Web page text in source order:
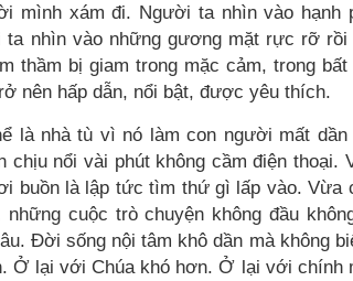
mình xám đi. Người ta nhìn vào hạnh
ta nhìn vào những gương mặt rực rỡ
thầm bị giam trong mặc cảm, trong
nên hấp dẫn, nổi bật, được yêu thích.
là nhà tù vì nó làm con người mất
chịu nổi vài phút không cầm điện thoại.
buồn là lập tức tìm thứ gì lấp vào. Vừa
những cuộc trò chuyện không đầu
Đời sống nội tâm khô dần mà không
Ở lại với Chúa khó hơn. Ở lại với chính